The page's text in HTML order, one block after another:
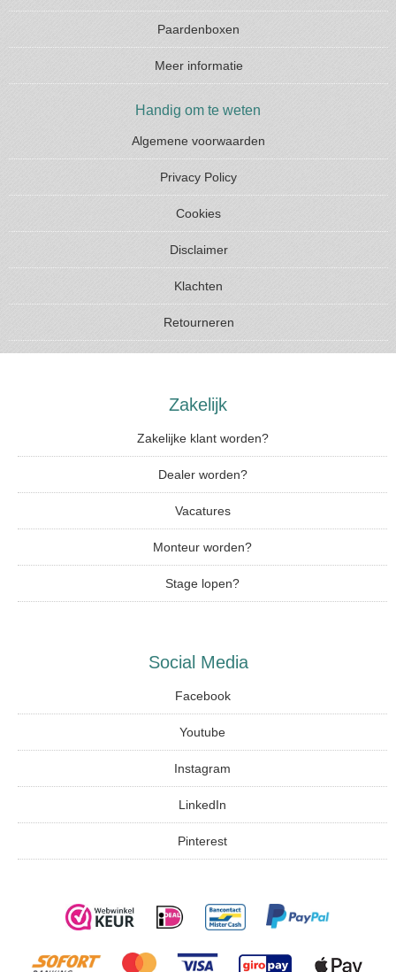
Paardenboxen
Meer informatie
Handig om te weten
Algemene voorwaarden
Privacy Policy
Cookies
Disclaimer
Klachten
Retourneren
Zakelijk
Zakelijke klant worden?
Dealer worden?
Vacatures
Monteur worden?
Stage lopen?
Social Media
Facebook
Youtube
Instagram
LinkedIn
Pinterest